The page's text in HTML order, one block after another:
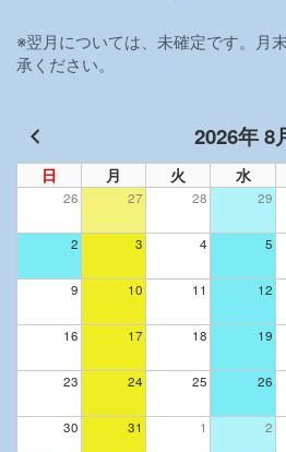
ョ
ン
※翌月については、未確定です。月
承ください。
2026年 8
日 月 火 水
26 27 28 29
2 3 4 5
9 10 11 12
16 17 18 19
23 24 25 26
30 31 1 2